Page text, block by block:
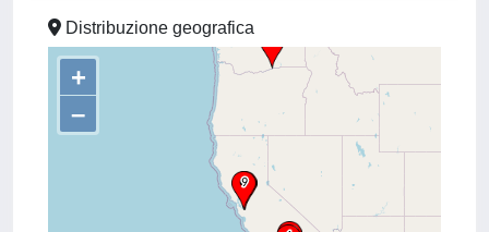
Distribuzione geografica
+
–